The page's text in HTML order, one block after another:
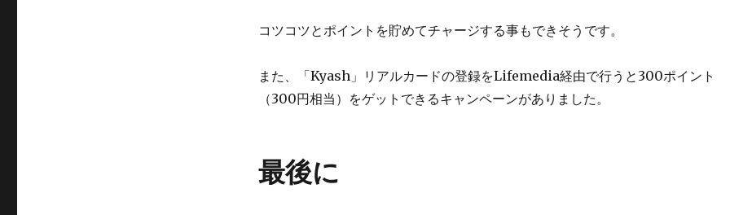
コツコツとポイントを貯めてチャージする事もできそうです。
また、「Kyash」リアルカードの登録をLifemedia経由で行うと300ポイント
（300円相当）をゲットできるキャンペーンがありました。
最後に